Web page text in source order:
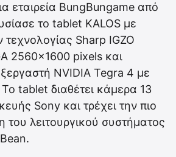
εταιρεία BungBungame από
το tablet KALOS με
τεχνολογίας Sharp IGZO
2560×1600 pixels και
NVIDIA Tegra 4 με
tablet διαθέτει κάμερα 13
Sony και τρέχει την πιο
λειτουργικού συστήματος